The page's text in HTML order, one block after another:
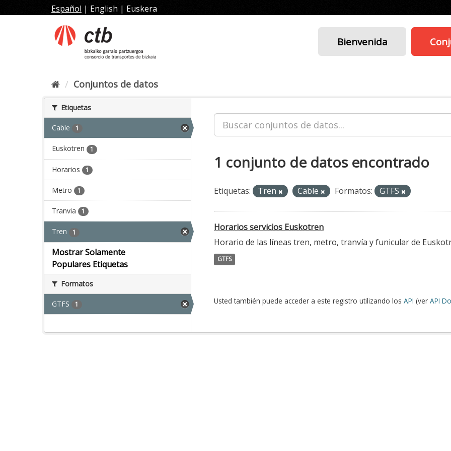
al
Español | English | Euskera
Bienvenida
Conjuntos de datos
Etiquetas
Cable 1
Euskotren 1
Horarios 1
Metro 1
Tranvia 1
Tren 1
Mostrar Solamente
Populares Etiquetas
Formatos
GTFS 1
1 conjunto de datos encontrado
Etiquetas: Tren Cable Formatos: GTFS
Horarios servicios Euskotren
Horario de las líneas tren, metro, tranvía y funicular de
GTFS
Usted también puede acceder a este registro utilizando los API (ver API